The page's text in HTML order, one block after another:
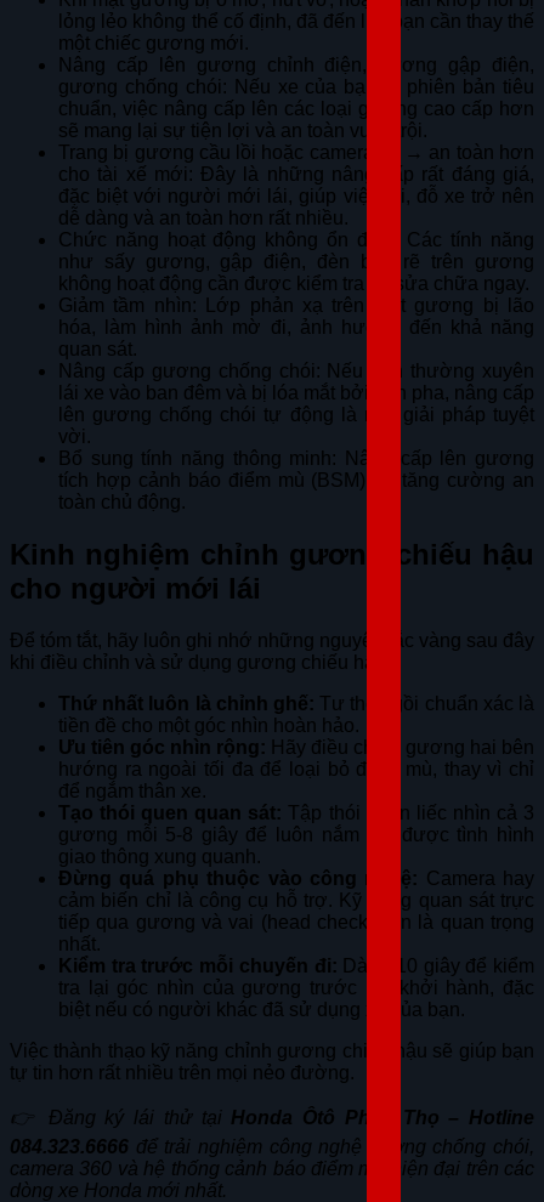
lỏng lẻo không thể cố định, đã đến lúc bạn cần thay thế
một chiếc gương mới.
Nâng cấp lên gương chỉnh điện, gương gập điện,
gương chống chói: Nếu xe của bạn là phiên bản tiêu
chuẩn, việc nâng cấp lên các loại gương cao cấp hơn
sẽ mang lại sự tiện lợi và an toàn vượt trội.
Trang bị gương cầu lồi hoặc camera lùi → an toàn hơn
cho tài xế mới: Đây là những nâng cấp rất đáng giá,
đặc biệt với người mới lái, giúp việc lùi, đỗ xe trở nên
dễ dàng và an toàn hơn rất nhiều.
Chức năng hoạt động không ổn định: Các tính năng
như sấy gương, gập điện, đèn báo rẽ trên gương
không hoạt động cần được kiểm tra và sửa chữa ngay.
Giảm tầm nhìn: Lớp phản xạ trên mặt gương bị lão
hóa, làm hình ảnh mờ đi, ảnh hưởng đến khả năng
quan sát.
Nâng cấp gương chống chói: Nếu bạn thường xuyên
lái xe vào ban đêm và bị lóa mắt bởi đèn pha, nâng cấp
lên gương chống chói tự động là một giải pháp tuyệt
vời.
Bổ sung tính năng thông minh: Nâng cấp lên gương
tích hợp cảnh báo điểm mù (BSM) để tăng cường an
toàn chủ động.
Kinh nghiệm chỉnh gương chiếu hậu
cho người mới lái
Để tóm tắt, hãy luôn ghi nhớ những nguyên tắc vàng sau đây
khi điều chỉnh và sử dụng gương chiếu hậu:
Thứ nhất luôn là chỉnh ghế: Tư thế ngồi chuẩn xác là
tiền đề cho một góc nhìn hoàn hảo.
Ưu tiên góc nhìn rộng: Hãy điều chỉnh gương hai bên
hướng ra ngoài tối đa để loại bỏ điểm mù, thay vì chỉ
để ngắm thân xe.
Tạo thói quen quan sát: Tập thói quen liếc nhìn cả 3
gương mỗi 5-8 giây để luôn nắm bắt được tình hình
giao thông xung quanh.
Đừng quá phụ thuộc vào công nghệ: Camera hay
cảm biến chỉ là công cụ hỗ trợ. Kỹ năng quan sát trực
tiếp qua gương và vai (head check) vẫn là quan trọng
nhất.
Kiểm tra trước mỗi chuyến đi: Dành 10 giây để kiểm
tra lại góc nhìn của gương trước khi khởi hành, đặc
biệt nếu có người khác đã sử dụng xe của bạn.
Việc thành thạo kỹ năng chỉnh gương chiếu hậu sẽ giúp bạn
tự tin hơn rất nhiều trên mọi nẻo đường.
👉 Đăng ký lái thử tại Honda Ôtô Phúc Thọ – Hotline
084.323.6666 để trải nghiệm công nghệ gương chống chói,
camera 360 và hệ thống cảnh báo điểm mù hiện đại trên các
dòng xe Honda mới nhất.